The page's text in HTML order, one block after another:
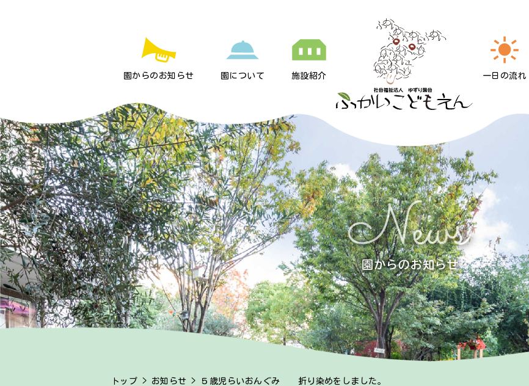
園からのお知らせ 園について 施設紹介 一日の流れ
トップ > お知らせ > ５歳児らいおんぐみ 折り染めをしました。